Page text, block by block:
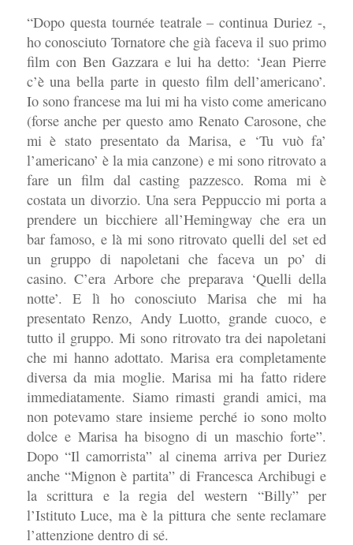
“Dopo questa tournée teatrale – continua Duriez -,
ho conosciuto Tornatore che già faceva il suo primo
film con Ben Gazzara e lui ha detto: ‘Jean Pierre
c’è una bella parte in questo film dell’americano’.
Io sono francese ma lui mi ha visto come americano
(forse anche per questo amo Renato Carosone, che
mi è stato presentato da Marisa, e ‘Tu vuò fa’
l’americano’ è la mia canzone) e mi sono ritrovato a
fare un film dal casting pazzesco. Roma mi è
costata un divorzio. Una sera Peppuccio mi porta a
prendere un bicchiere all’Hemingway che era un
bar famoso, e là mi sono ritrovato quelli del set ed
un gruppo di napoletani che faceva un po’ di
casino. C’era Arbore che preparava ‘Quelli della
notte’. E lì ho conosciuto Marisa che mi ha
presentato Renzo, Andy Luotto, grande cuoco, e
tutto il gruppo. Mi sono ritrovato tra dei napoletani
che mi hanno adottato. Marisa era completamente
diversa da mia moglie. Marisa mi ha fatto ridere
immediatamente. Siamo rimasti grandi amici, ma
non potevamo stare insieme perché io sono molto
dolce e Marisa ha bisogno di un maschio forte”.
Dopo “Il camorrista” al cinema arriva per Duriez
anche “Mignon è partita” di Francesca Archibugi e
la scrittura e la regia del western “Billy” per
l’Istituto Luce, ma è la pittura che sente reclamare
l’attenzione dentro di sé.